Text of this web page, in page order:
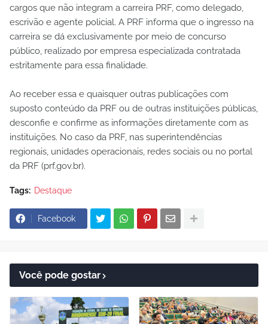
cargos que não integram a carreira PRF, como delegado,
escrivão e agente policial. A PRF informa que o ingresso na
carreira se dá exclusivamente por meio de concurso
público, realizado por empresa especializada contratada
estritamente para essa finalidade.
Ao receber essa e quaisquer outras publicações com
suposto conteúdo da PRF ou de outras instituições públicas,
desconfie e confirme as informações diretamente com as
instituições. No caso da PRF, nas superintendências
regionais, unidades operacionais, redes sociais ou no portal
da PRF (prf.gov.br).
Tags: Destaque
Facebook
Você pode gostar